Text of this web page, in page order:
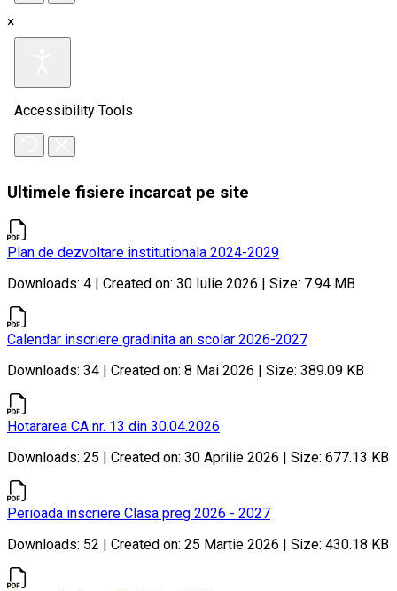
×
Ultimele fisiere incarcat pe site
Plan de dezvoltare institutionala 2024-2029
Downloads: 4 | Created on: 30 Iulie 2026 | Size: 7.94 MB
Calendar inscriere gradinita an scolar 2026-2027
Downloads: 34 | Created on: 8 Mai 2026 | Size: 389.09 KB
Hotararea CA nr. 13 din 30.04.2026
Downloads: 25 | Created on: 30 Aprilie 2026 | Size: 677.13 KB
Perioada inscriere Clasa preg 2026 - 2027
Downloads: 52 | Created on: 25 Martie 2026 | Size: 430.18 KB